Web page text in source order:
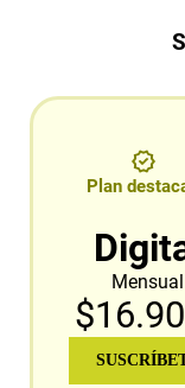
Plan
Mensual